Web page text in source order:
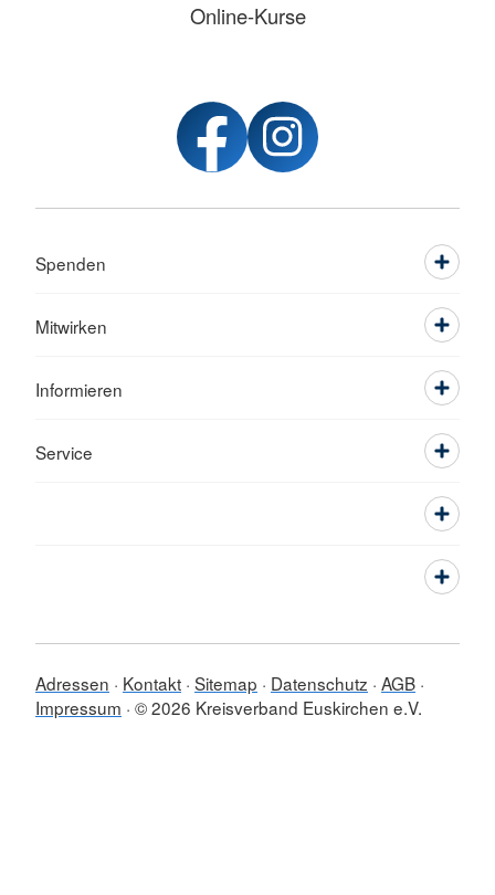
Online-Kurse
Spenden
Mitwirken
Informieren
Service
Adressen Kontakt Sitemap Datenschutz AGB
Impressum © 2026 Kreisverband Euskirchen e.V.